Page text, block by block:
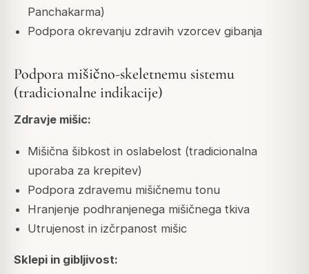
Panchakarma)
Podpora okrevanju zdravih vzorcev gibanja
Podpora mišično-skeletnemu sistemu
(tradicionalne indikacije)
Zdravje mišic:
Mišična šibkost in oslabelost (tradicionalna
uporaba za krepitev)
Podpora zdravemu mišičnemu tonu
Hranjenje podhranjenega mišičnega tkiva
Utrujenost in izčrpanost mišic
Sklepi in gibljivost: